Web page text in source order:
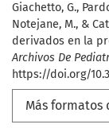
Giachetto, G.,
Notejane, M., &
derivados en la
Archivos De
https://doi.org/
Más formatos